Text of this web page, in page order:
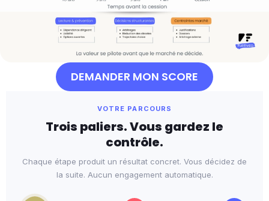
DEMANDER MON SCORE
VOTRE PARCOURS
Trois paliers. Vous gardez le
contrôle.
Chaque étape produit un résultat concret. Vous décidez de
la suite. Aucun engagement automatique.